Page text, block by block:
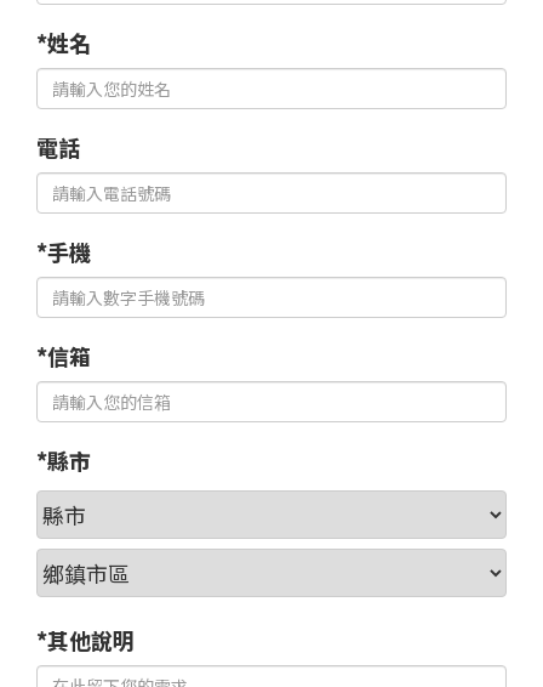
*姓名
電話
*手機
*信箱
*縣市
*其他說明